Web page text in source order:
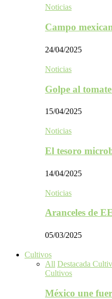
Noticias
Campo
24/04/2025
Noticias
Golpe al
15/04/2025
Noticias
El tesoro
14/04/2025
Noticias
Aranceles de
05/03/2025
Cultivos
All Destacada
Cultivos
México une